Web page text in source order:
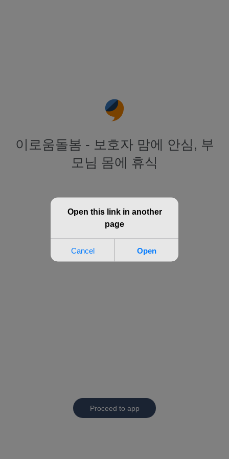
이로움돌봄 - 보호자 맘에 안심, 부
모님 몸에 휴식
Proceed to app